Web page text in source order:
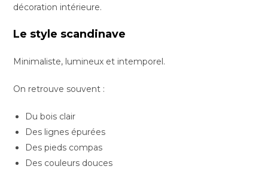
décoration intérieure.
Le style scandinave
Minimaliste, lumineux et intemporel.
On retrouve souvent :
Du bois clair
Des lignes épurées
Des pieds compas
Des couleurs douces